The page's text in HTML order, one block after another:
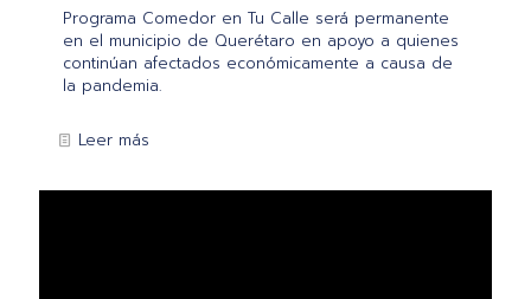
Programa Comedor en Tu Calle será permanente
en el municipio de Querétaro en apoyo a quienes
continúan afectados económicamente a causa de
la pandemia.
Leer más